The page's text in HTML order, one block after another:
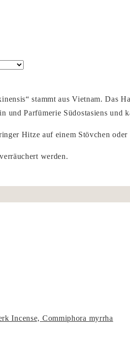
stammt aus Vietnam. Das
und Parfümerie Südostasiensund
Hitze auf einem Stövchen oder
werden.